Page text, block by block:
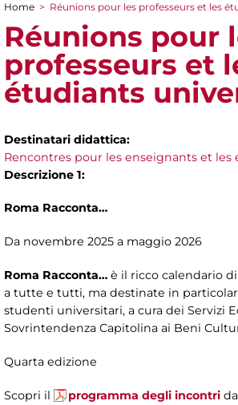
You are here
Home > Réunions pour les professeurs et les
Réunions pour
professeurs et
étudiants
Destinatari didattica:
Rencontres pour les enseignants et les
Descrizione 1:
Roma Racconta…
Da novembre 2025 a maggio 2026
Roma Racconta… è il ricco calendario
a tutte e tutti, ma destinate in
studenti universitari, a cura dei Servizi
Sovrintendenza Capitolina ai Beni
Quarta edizione
Scopri il programma degli incontri